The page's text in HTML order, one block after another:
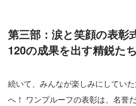
第三部：涙と笑顔の表彰
120の成果を出す精鋭たち
続いて、みんなが楽しみにしてい
へ！ ワンプルーフの表彰は、名誉